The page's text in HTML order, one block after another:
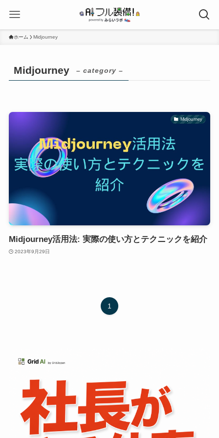
ホーム Midjourney
Midjourney – category –
Midjourney
Midjourney活用法: 実際の使い方とテクニックを紹介
2023年9月29日
1